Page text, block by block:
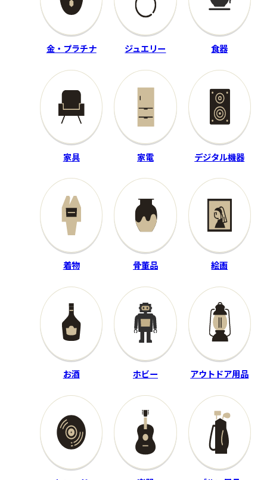
（7/8/9/PW） ソールまた
はフェースにスリキズ有
買取時期：2024年04月
その他詳細：―
買取時期：2025年08月
レコード
RAL-8801
付属品：歌詞カード・スリー
その他詳細：―
買取時期：2025年07月
家電
iRobot
ロボットクリーナー
ROOMBA MAX 705
買取金額 60,000
程度：S
その他詳細：純正バッテリー
50Hz／60Hz
買取時期：2025年12月
金・プラチナ ジュエリー 食器
家具 家電 デジタル機器
着物 骨董品 絵画
お酒 ホビー アウトドア用品